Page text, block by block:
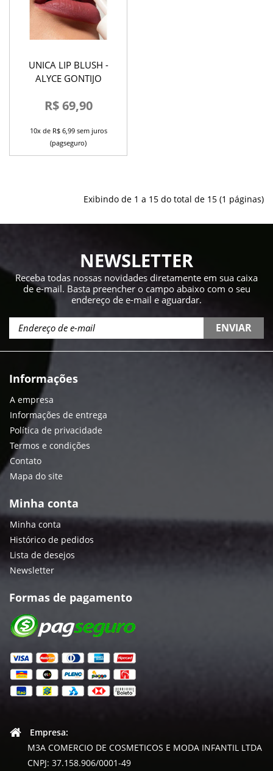
UNICA LIP BLUSH -
ALYCE GONTIJO
R$ 69,90
10x de R$ 6,99 sem juros
(pagseguro)
Exibindo de 1 a 15 do total de 15 (1 páginas)
NEWSLETTER
Receba todas nossas novidades diretamente em sua caixa
de e-mail. Basta preencher o campo abaixo com o seu
endereço de e-mail e aguardar.
ENVIAR
Informações
A empresa
Informações de entrega
Política de privacidade
Termos e condições
Contato
Mapa do site
Minha conta
Minha conta
Histórico de pedidos
Lista de desejos
Newsletter
Formas de pagamento
Empresa:
M3A COMERCIO DE COSMETICOS E MODA INFANTIL LTDA
CNPJ: 37.158.906/0001-49